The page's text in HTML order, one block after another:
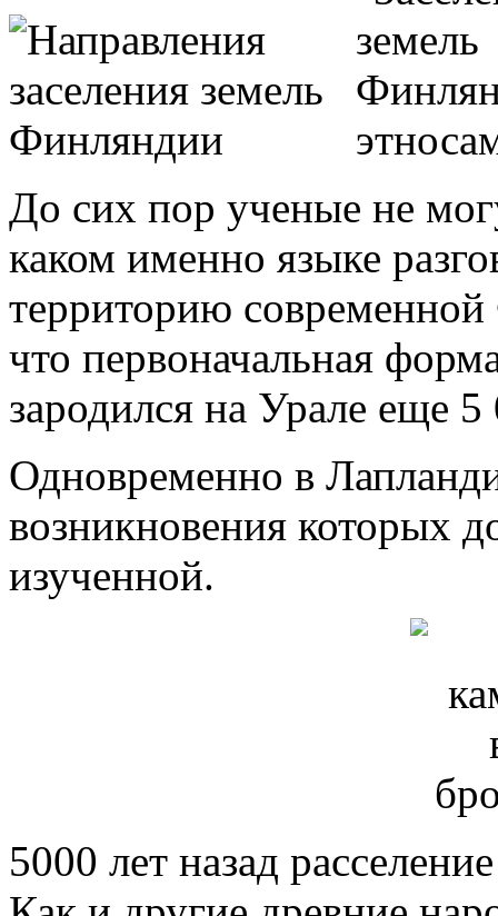
До сих пор ученые не
каком именно языке
территорию
что первоначальная
зародился на Урале еще 5
Одновременно в
возникновения которых
изученной.
5000 лет назад